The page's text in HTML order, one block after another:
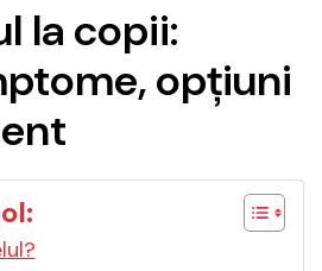
la copii:
opțiuni